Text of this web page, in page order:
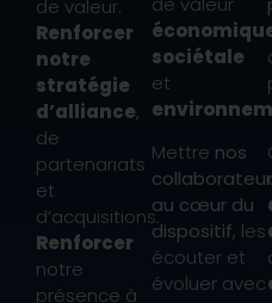
de valeur.
Renforcer
notre
stratégie
d’alliance,
de
partenariats
et
d’acquisitions.
Renforcer
notre
présence à
sociétale
et
Mettre nos
au cœur du
dispositif, les
écouter et
évoluer avec